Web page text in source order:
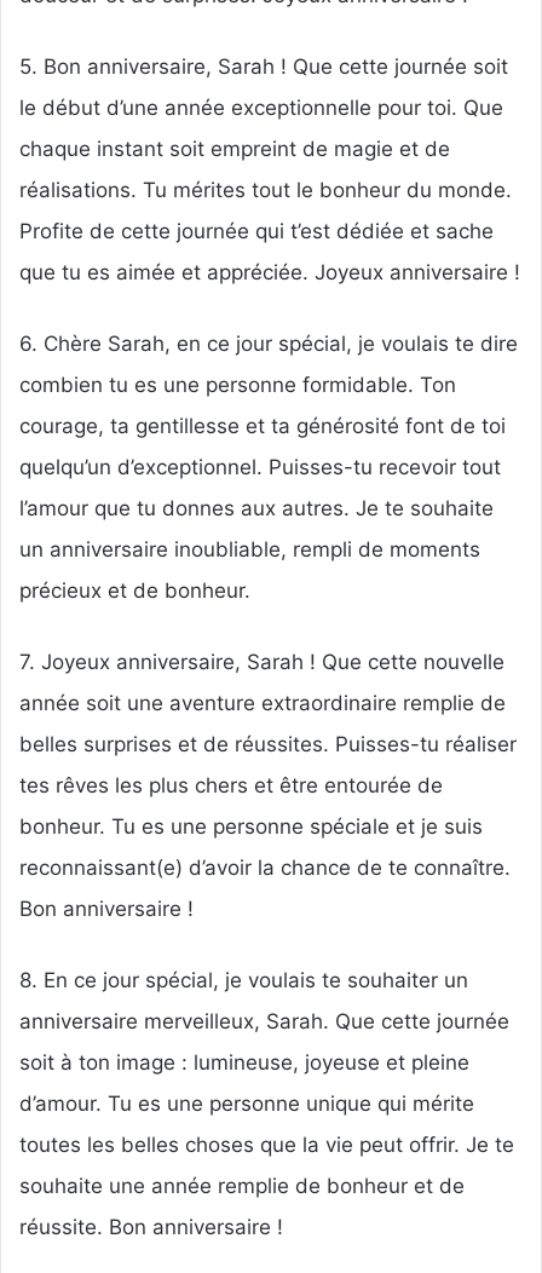
5. Bon anniversaire, Sarah ! Que cette journée soit
le début d’une année exceptionnelle pour toi. Que
chaque instant soit empreint de magie et de
réalisations. Tu mérites tout le bonheur du monde.
Profite de cette journée qui t’est dédiée et sache
que tu es aimée et appréciée. Joyeux anniversaire !
6. Chère Sarah, en ce jour spécial, je voulais te dire
combien tu es une personne formidable. Ton
courage, ta gentillesse et ta générosité font de toi
quelqu’un d’exceptionnel. Puisses-tu recevoir tout
l’amour que tu donnes aux autres. Je te souhaite
un anniversaire inoubliable, rempli de moments
précieux et de bonheur.
7. Joyeux anniversaire, Sarah ! Que cette nouvelle
année soit une aventure extraordinaire remplie de
belles surprises et de réussites. Puisses-tu réaliser
tes rêves les plus chers et être entourée de
bonheur. Tu es une personne spéciale et je suis
reconnaissant(e) d’avoir la chance de te connaître.
Bon anniversaire !
8. En ce jour spécial, je voulais te souhaiter un
anniversaire merveilleux, Sarah. Que cette journée
soit à ton image : lumineuse, joyeuse et pleine
d’amour. Tu es une personne unique qui mérite
toutes les belles choses que la vie peut offrir. Je te
souhaite une année remplie de bonheur et de
réussite. Bon anniversaire !